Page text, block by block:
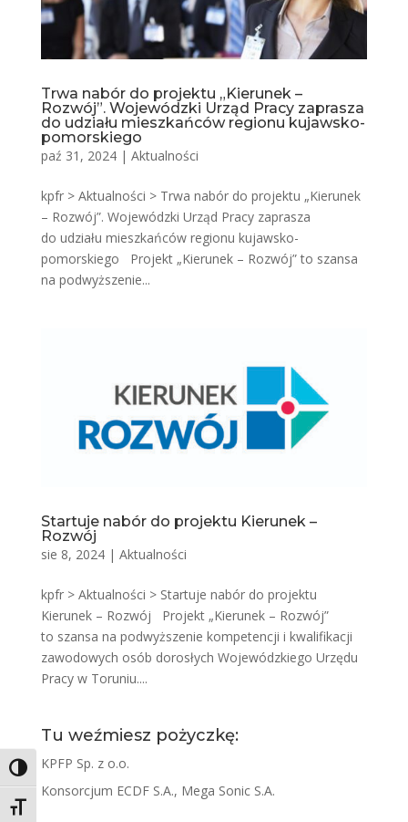
Toggle High Contrast
Toggle Font size
Trwa nabór do projektu „Kierunek –
Rozwój”. Wojewódzki Urząd Pracy zaprasza
do udziału mieszkańców regionu kujawsko-
pomorskiego
paź 31, 2024| Aktualności
kpfr > Aktualności > Trwa nabór do projektu „Kierunek
– Rozwój”. Wojewódzki Urząd Pracy zaprasza
do udziału mieszkańców regionu kujawsko-
pomorskiego Projekt „Kierunek – Rozwój” to szansa
na podwyższenie...
Startuje nabór do projektu Kierunek –
Rozwój
sie 8, 2024| Aktualności
kpfr > Aktualności > Startuje nabór do projektu
Kierunek – Rozwój Projekt „Kierunek – Rozwój”
to szansa na podwyższenie kompetencji i kwalifikacji
zawodowych osób dorosłych Wojewódzkiego Urzędu
Pracy w Toruniu....
Tu weźmiesz pożyczkę:
KPFP Sp. z o.o.
Konsorcjum ECDF S.A., Mega Sonic S.A.